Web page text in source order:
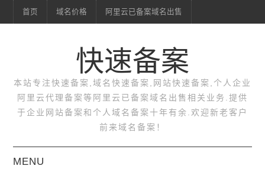
首页 域名价格 阿里云已备案域名出售
快速备案
本站专注快速备案,域名快速备案,网站快速备案,个人企业
阿里云代理备案等阿里云已备案域名出售相关业务.提供
于企业网站备案和个人域名备案十年有余.欢迎新老客户
前来域名备案！
MENU